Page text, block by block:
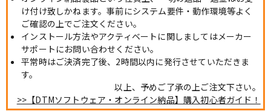
け付け致しかねます。事前にシステム要件・動作環境等よく
ご確認の上でご注文ください。
インストール方法やアクティベートに関しましてはメーカー
サポートにお問い合わせください。
平常時はご決済完了後、2時間以内に発行させていただきま
す。
以上、予めご了承の上ご注文下さい。
>>【DTMソフトウェア・オンライン納品】購入初心者ガイド！